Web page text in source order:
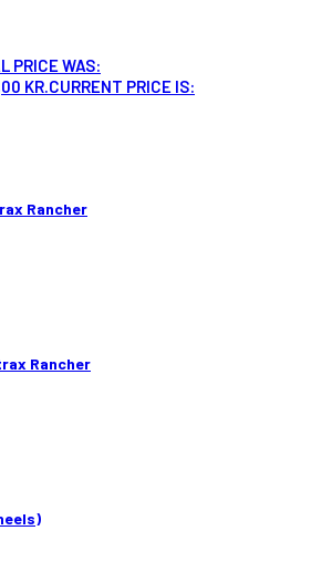
PRICE WAS:
KR.CURRENT PRICE IS:
Rancher
Rancher